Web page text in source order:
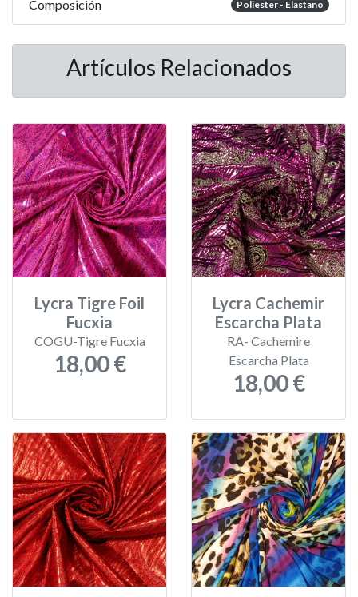
Composición Poliester - Elastano
Artículos Relacionados
Lycra Tigre Foil
Fucxia
COGU-Tigre Fucxia
18,00 €
Lycra Cachemir
Escarcha Plata
RA- Cachemire
Escarcha Plata
18,00 €